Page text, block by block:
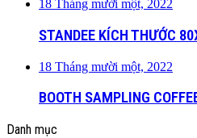
18 Tháng mười một, 2022
STANDEE KÍCH THƯỚC
18 Tháng mười một, 2022
BOOTH SAMPLING
Danh mục